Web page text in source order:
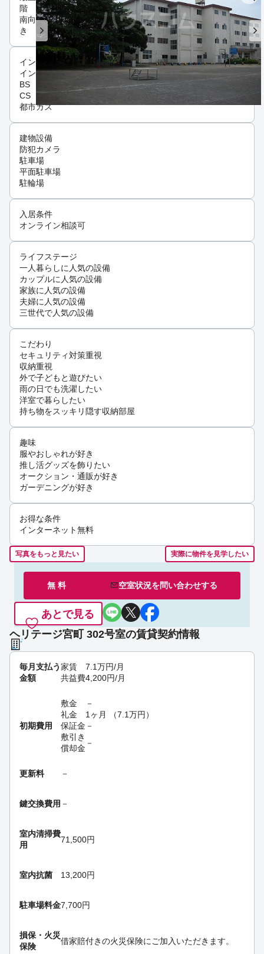
階
南向
き
インフラ
インターネット可
BS
CS
都市ガス
建物設備
防犯カメラ
駐車場
平面駐車場
駐輪場
入居条件
オンライン相談可
ライフステージ
一人暮らしに人気の設備
カップルに人気の設備
家族に人気の設備
夫婦に人気の設備
三世代で人気の設備
こだわり
セキュリティ対策重視
収納重視
外で子どもと遊びたい
雨の日でも洗濯したい
洋室で暮らしたい
持ち物をスッキリ隠す収納部屋
趣味
服やおしゃれが好き
推し活グッズを飾りたい
オークション・通販が好き
ガーデニングが好き
お得な条件
インターネット無料
写真をもっと見たい 実際に物件を見学したい
無 料 空室状況を問い合わせする
あとで見る
ヘリテージ宮町 302号室の賃貸契約情報
毎月支払う
金額
家賃 7.1万円/月
共益費4,200円/月
初期費用
敷金
－
礼金
1ヶ月 （7.1万円 ）
保証金 －
敷引き
償却金
－
更新料 －
鍵交換費用 －
室内清掃費
用
71,500円
室内抗菌 13,200円
駐車場料金7,700円
損保・ 火災
保険
借家賠付きの火災保険にご加入いただきます。